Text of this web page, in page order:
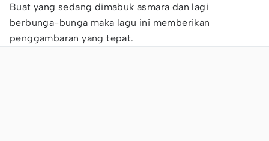
Buat yang sedang dimabuk asmara dan lagi
berbunga-bunga maka lagu ini memberikan
penggambaran yang tepat.